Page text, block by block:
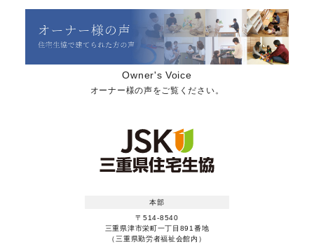
Owner's Voice
オーナー様の声をご覧ください。
本部
〒514-8540
三重県津市栄町一丁目891番地
（三重県勤労者福祉会館内）